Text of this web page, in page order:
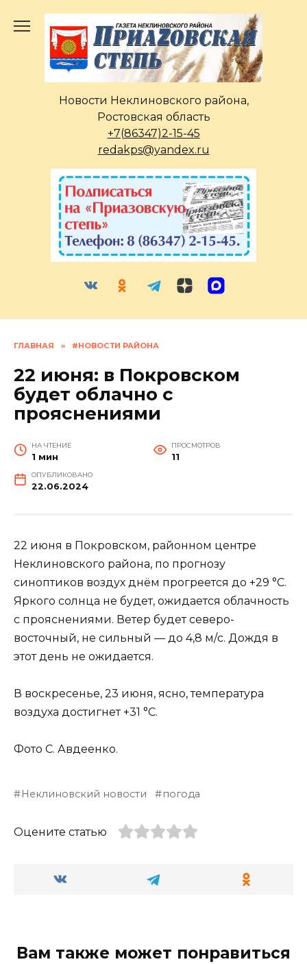
содержанию
Новости Неклиновского района,
Ростовская область
+7(86347)2-15-45
redakps@yandex.ru
ГЛАВНАЯ » #НОВОСТИ РАЙОНА
22 июня: в Покровском
будет облачно с
прояснениями
НА ЧТЕНИЕ
1 мин
ПРОСМОТРОВ
11
ОПУБЛИКОВАНО
22.06.2024
22 июня в Покровском, районном центре
Неклиновского района, по прогнозу
синоптиков воздух днём прогреется до +29 °С.
Яркого солнца не будет, ожидается облачность
с прояснениями. Ветер будет северо-
восточный, не сильный — до 4,8 м/с. Дождя в
этот день не ожидается.
В воскресенье, 23 июня, ясно, температура
воздуха достигнет +31 °С.
Фото С. Авдеенко.
Неклиновский новости погода
Оцените статью
Вам также может понравиться